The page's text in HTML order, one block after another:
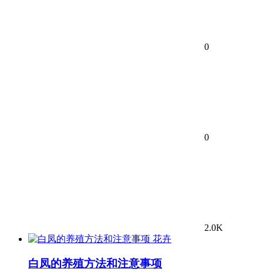
0
0
2.0K
花卉
白凤的养殖方法和注意事项